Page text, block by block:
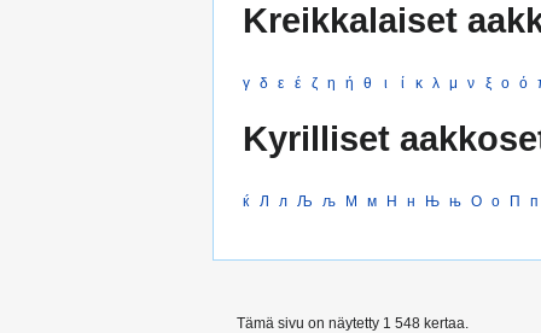
Kreikkalaiset
γ δ ε έ ζ η ή θ ι ί κ λ μ ν ξ ο ό
Kyrilliset
ќ Л л Љ љ М м Н н Њ њ О о П п
Tämä sivu on näytetty 1 548 kertaa.